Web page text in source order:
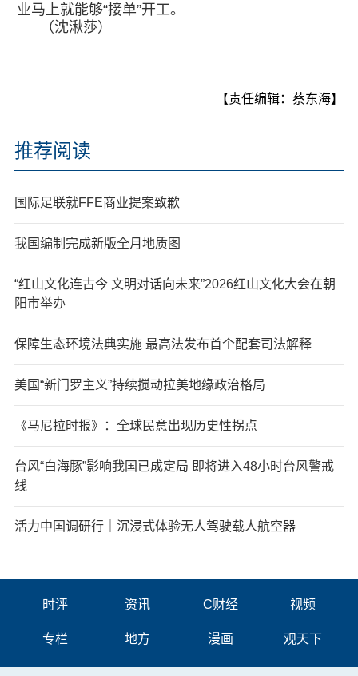
业马上就能够“接单”开工。
（沈湫莎）
【责任编辑：蔡东海】
推荐阅读
国际足联就FFE商业提案致歉
我国编制完成新版全月地质图
“红山文化连古今 文明对话向未来”2026红山文化大会在朝
阳市举办
保障生态环境法典实施 最高法发布首个配套司法解释
美国“新门罗主义”持续搅动拉美地缘政治格局
《马尼拉时报》：全球民意出现历史性拐点
台风“白海豚”影响我国已成定局 即将进入48小时台风警戒
线
活力中国调研行｜沉浸式体验无人驾驶载人航空器
时评 资讯 C财经 视频
专栏 地方 漫画 观天下